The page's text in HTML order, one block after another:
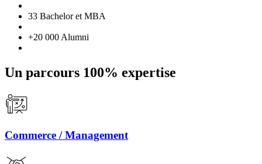
33 Bachelor et MBA
+20 000 Alumni
Un parcours 100% expertise
Commerce / Management